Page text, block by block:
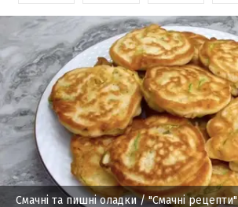
Смачні та пишні оладки/ "Смачні рецепти"